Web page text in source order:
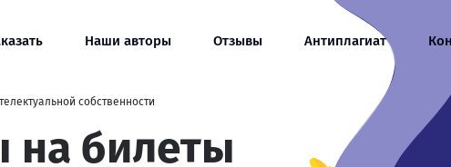
Наши авторы Отзывы Антиплагиат
собственности
на билеты